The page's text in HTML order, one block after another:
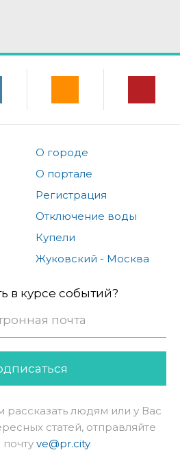
О городе
О портале
Регистрация
Отключение воды
Купели
Жуковский - Москва
в курсе событий?
рассказать людям или у Вас
статей, отправляйте
ve@pr.city